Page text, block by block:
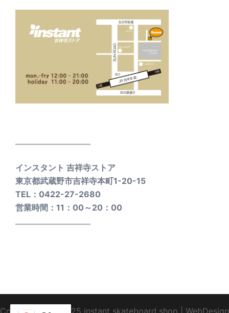
インスタント 吉祥寺ストア
東京都武蔵野市吉祥寺本町1-20-15
TEL：0422-27-2680
営業時間：11：00～20：00